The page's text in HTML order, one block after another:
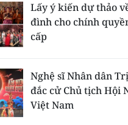
Lấy ý kiến dự thảo
đình cho chính
cấp
Nghệ sĩ Nhân dân
đắc cử Chủ tịch Hội
Việt Nam